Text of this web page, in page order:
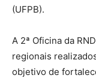
(UFPB).
A 2ª Oficina da
regionais
objetivo de